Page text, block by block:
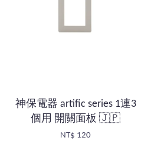
神保電器 artific series 1連3
個用 開關面板 🇯🇵
NT$ 120